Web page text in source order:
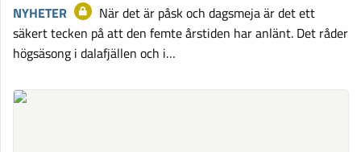
NYHETER
När det är påsk och dagsmeja är det ett
säkert tecken på att den femte årstiden har anlänt. Det råder
högsäsong i dalafjällen och i…